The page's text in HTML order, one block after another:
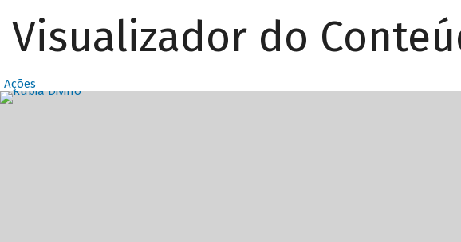
Visualizador do
Ações
Destaques